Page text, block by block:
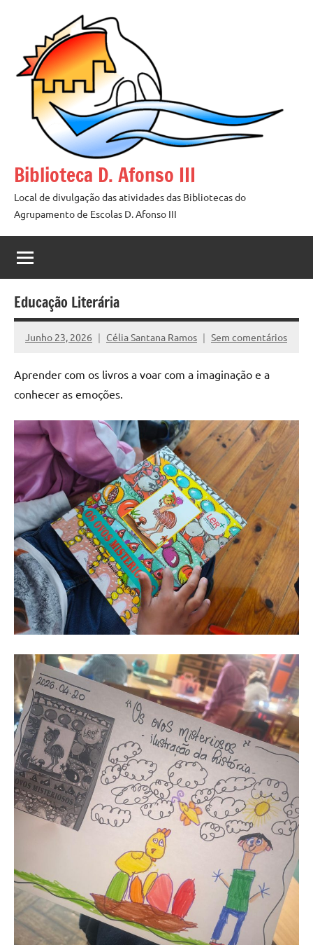
conteúdo
Biblioteca D. Afonso III
Local de divulgação das atividades das Bibliotecas do
Agrupamento de Escolas D. Afonso III
Educação Literária
Junho 23, 2026 Célia Santana Ramos Sem comentários
Aprender com os livros a voar com a imaginação e a
conhecer as emoções.